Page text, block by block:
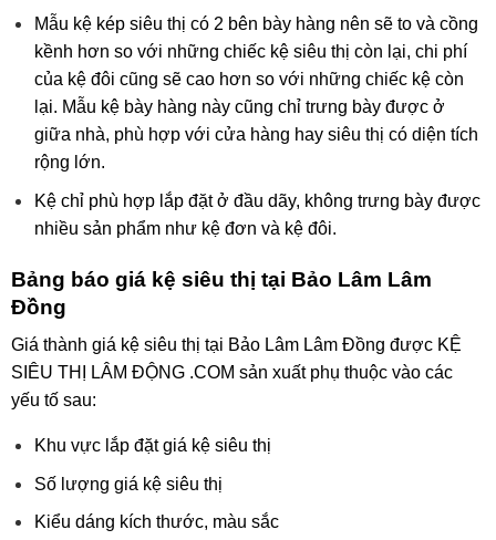
Mẫu kệ kép siêu thị có 2 bên bày hàng nên sẽ to và cồng
kềnh hơn so với những chiếc kệ siêu thị còn lại, chi phí
của kệ đôi cũng sẽ cao hơn so với những chiếc kệ còn
lại. Mẫu kệ bày hàng này cũng chỉ trưng bày được ở
giữa nhà, phù hợp với cửa hàng hay siêu thị có diện tích
rộng lớn.
Kệ chỉ phù hợp lắp đặt ở đầu dãy, không trưng bày được
nhiều sản phẩm như kệ đơn và kệ đôi.
Bảng báo giá kệ siêu thị tại Bảo Lâm Lâm
Đồng
Giá thành giá kệ siêu thị tại Bảo Lâm Lâm Đồng được KỆ
SIÊU THỊ LÂM ĐỘNG .COM sản xuất phụ thuộc vào các
yếu tố sau:
Khu vực lắp đặt giá kệ siêu thị
Số lượng giá kệ siêu thị
Kiểu dáng kích thước, màu sắc